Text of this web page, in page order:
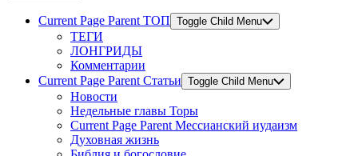
Current Page Parent ТОП Toggle Child Menu
ТЕГИ
ЛОНГРИДЫ
Комментарии
Current Page Parent Статьи Toggle Child Menu
Новости
Недельные главы Торы
Current Page Parent Мессианский иудаизм
Духовная жизнь